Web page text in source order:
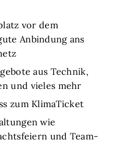
vor dem
Anbindung ans
aus Technik,
und vieles mehr
zum KlimaTicket
wie
und Team-